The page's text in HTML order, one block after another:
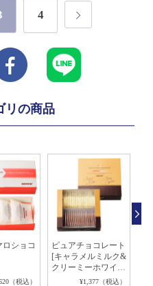
4
リの商品
ロショコ
（税込）
ピュアチョコレート
[キャラメルミルク&
クリーミーホワイ
¥1,377（税込）